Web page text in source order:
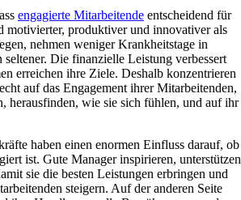
engagierte Mitarbeitende entscheidend für
motivierter, produktiver und innovativer als
nehmen weniger Krankheitstage in
Die finanzielle Leistung verbessert
erreichen ihre Ziele. Deshalb konzentrieren
auf das Engagement ihrer Mitarbeitenden,
herausfinden, wie sie sich fühlen, und auf ihr
haben einen enormen Einfluss darauf, ob
ist. Gute Manager inspirieren, unterstützen
sie die besten Leistungen erbringen und
steigern. Auf der anderen Seite